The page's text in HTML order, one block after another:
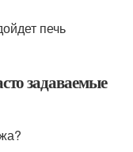
печь
задаваемые